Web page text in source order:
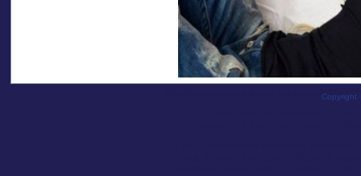
una luogo oltre a solida verso la lei futura
posti migliori per la sposa per
Copyright